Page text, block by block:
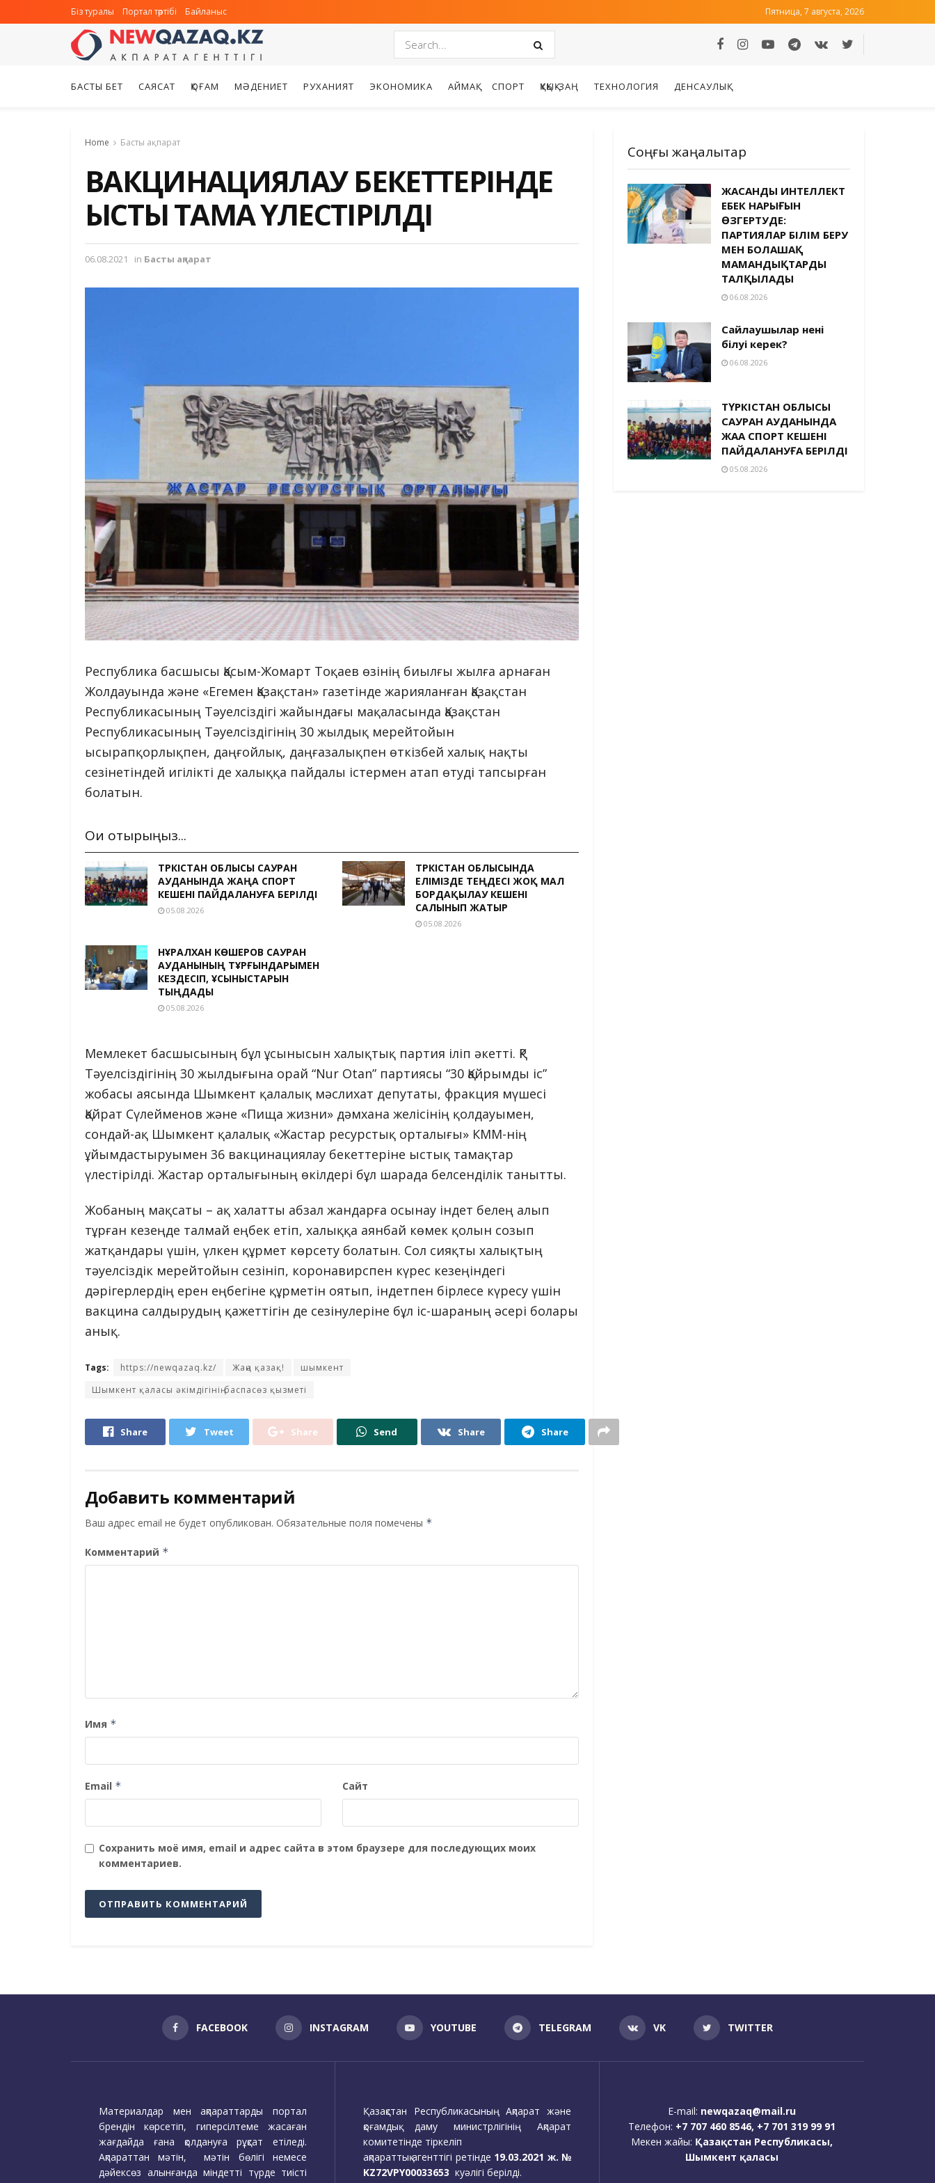
Біз туралы Портал тәртібі Байланыс Пятница, 7 августа, 2026
БАСТЫ БЕТ САЯСАТ ҚОҒАМ МӘДЕНИЕТ РУХАНИЯТ ЭКОНОМИКА АЙМАҚ СПОРТ ҚҰҚЫҚ-ЗАҢ ТЕХНОЛОГИЯ ДЕНСАУЛЫҚ
Home Басты ақпарат
ВАКЦИНАЦИЯЛАУ БЕКЕТТЕРІНДЕ
ЫСТЫҚ ТАМАҚ ҮЛЕСТІРІЛДІ
06.08.2021 in Басты ақпарат
Республика басшысы Қасым-Жомарт Тоқаев өзінің биылғы жылға арнаған
Жолдауында және «Егемен Қазақстан» газетінде жарияланған Қазақстан
Республикасының Тәуелсіздігі жайындағы мақаласында Қазақстан
Республикасының Тәуелсіздігінің 30 жылдық мерейтойын
ысырапқорлықпен, даңғойлық, даңғазалықпен өткізбей халық нақты
сезінетіндей игілікті де халыққа пайдалы істермен атап өтуді тапсырған
болатын.
Оқи отырыңыз...
ТҮРКІСТАН ОБЛЫСЫ САУРАН
АУДАНЫНДА ЖАҢА СПОРТ
КЕШЕНІ ПАЙДАЛАНУҒА БЕРІЛДІ
05.08.2026
ТҮРКІСТАН ОБЛЫСЫНДА
ЕЛІМІЗДЕ ТЕҢДЕСІ ЖОҚ МАЛ
БОРДАҚЫЛАУ КЕШЕНІ
САЛЫНЫП ЖАТЫР
05.08.2026
НҰРАЛХАН КӨШЕРОВ САУРАН
АУДАНЫНЫҢ ТҰРҒЫНДАРЫМЕН
КЕЗДЕСІП, ҰСЫНЫСТАРЫН
ТЫҢДАДЫ
05.08.2026
Мемлекет басшысының бұл ұсынысын халықтық партия іліп әкетті. ҚР
Тәуелсіздігінің 30 жылдығына орай “Nur Otan” партиясы “30 Қайрымды іс”
жобасы аясында Шымкент қалалық мәслихат депутаты, фракция мүшесі
Қайрат Сүлейменов және «Пища жизни» дәмхана желісінің қолдауымен,
сондай-ақ Шымкент қалалық «Жастар ресурстық орталығы» КММ-нің
ұйымдастыруымен 36 вакцинациялау бекеттеріне ыстық тамақтар
үлестірілді. Жастар орталығының өкілдері бұл шарада белсенділік танытты.
Жобаның мақсаты – ақ халатты абзал жандарға осынау індет белең алып
тұрған кезеңде талмай еңбек етіп, халыққа аянбай көмек қолын созып
жатқандары үшін, үлкен құрмет көрсету болатын. Сол сияқты халықтың
тәуелсіздік мерейтойын сезініп, коронавирспен күрес кезеңіндегі
дәрігерлердің ерен еңбегіне құрметін оятып, індетпен бірлесе күресу үшін
вакцина салдырудың қажеттігін де сезінулеріне бұл іс-шараның әсері болары
анық.
Tags: https://newqazaq.kz/ Жаңа қазақ!
шымкент
Шымкент қаласы әкімдігінің баспасөз қызметі
Share Tweet Share Send Share Share
Добавить комментарий
Ваш адрес email не будет опубликован. Обязательные поля помечены *
Комментарий *
Имя *
Email * Сайт
Сохранить моё имя, email и адрес сайта в этом браузере для последующих моих
комментариев.
Соңғы жаңалықтар
ЖАСАНДЫ ИНТЕЛЛЕКТ
ЕҢБЕК НАРЫҒЫН
ӨЗГЕРТУДЕ:
ПАРТИЯЛАР БІЛІМ БЕРУ
МЕН БОЛАШАҚ
МАМАНДЫҚТАРДЫ
ТАЛҚЫЛАДЫ
06.08.2026
Сайлаушылар нені
білуі керек?
06.08.2026
ТҮРКІСТАН ОБЛЫСЫ
САУРАН АУДАНЫНДА
ЖАҢА СПОРТ КЕШЕНІ
ПАЙДАЛАНУҒА БЕРІЛДІ
05.08.2026
FACEBOOK INSTAGRAM YOUTUBE TELEGRAM VK TWITTER
Материалдар мен ақпараттарды портал
брендін көрсетіп, гиперсілтеме жасаған
жағдайда ғана қолдануға рұқсат етіледі.
Ақпараттан мәтін, мәтін бөлігі немесе
дәйексөз алынғанда міндетті түрде тиісті
Қазақстан Республикасының Ақпарат және
қоғамдық даму министрлігінің Ақпарат
комитетінде тіркеліп
ақпараттық агенттігі ретінде 19.03.2021 ж. №
KZ72VPY00033653 куәлігі берілді.
E-mail: newqazaq@mail.ru
Телефон: +7 707 460 8546, +7 701 319 99 91
Мекен жайы: Қазақстан Республикасы,
Шымкент қаласы